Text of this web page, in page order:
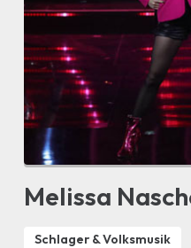
Melissa
Schlager & Volksmusik